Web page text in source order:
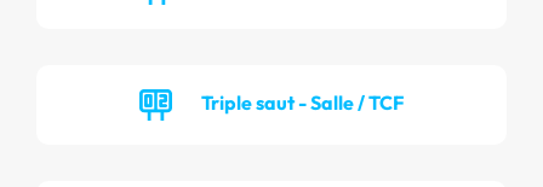
Triple saut - Salle / TCF